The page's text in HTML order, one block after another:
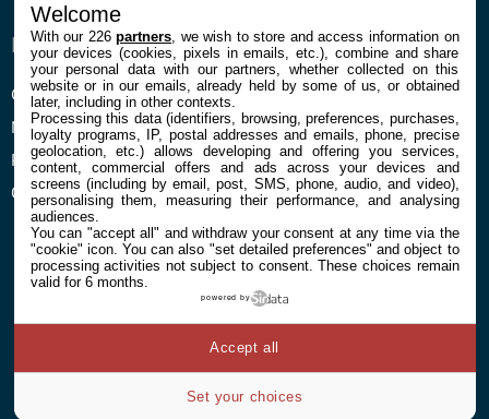
ENTREPRISE
Confidentialité et Cookies
Mentions légales et CGU
Préférences Cookies
Qui sommes nous
À PROPOS
Contact
Welcome
With our 226partners , we wish to store and access information on
your devices (cookies, pixels in emails, etc.), combine and share
your personal data with our partners, whether collected on this
website or in our emails, already held by some of us, or obtained
later, including in other contexts.
Processing this data (identifiers, browsing, preferences, purchases,
loyalty programs, IP, postal addresses and emails, phone, precise
geolocation, etc.) allows developing and offering you services,
content, commercial offers and ads across your devices and
screens (including by email, post, SMS, phone, audio, and video),
personalising them, measuring their performance, and analysing
audiences.
You can "accept all" and withdraw your consent at any time via the
"cookie" icon. You can also "set detailed preferences" and object to
processing activities not subject to consent. These choices remain
valid for 6 months.
powered by
Set your choices
Accept all